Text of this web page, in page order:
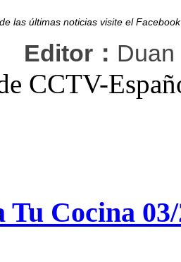
las últimas noticias visite el
Editor：
CCTV-
Tu Cocina